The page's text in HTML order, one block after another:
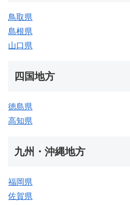
鳥取県
島根県
山口県
四国地方
徳島県
高知県
九州・沖縄地方
福岡県
佐賀県